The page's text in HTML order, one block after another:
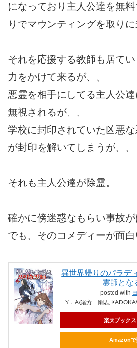
になっており主人公達を無
りでマウンティングを取りに
それを応援する教師も居て
力をかけて来るが、、
悪霊を相手にしてる主人公
無視されるが、、
学校に封印されていた凶悪
が封印を解いてしまうが、、
それも主人公達が除霊。
確かに傍迷惑なもらい事故が
でも、そのコメディーが面白
異世界帰りのパラデ
霊師と
posted with
Y．A/緒方 剛志
楽天ブックス
Amazonで